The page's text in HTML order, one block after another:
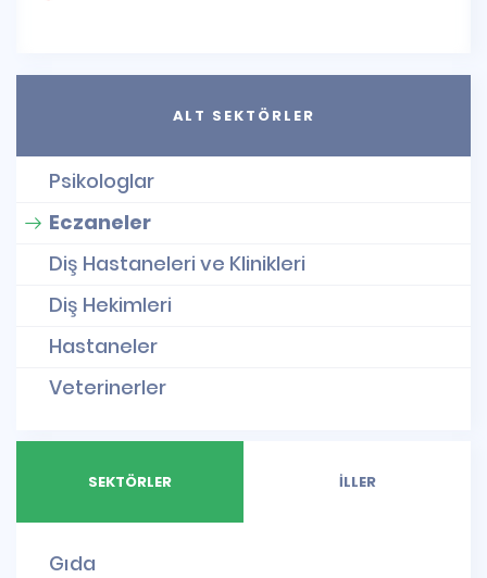
ALT SEKTÖRLER
Psikologlar
Eczaneler
Diş Hastaneleri ve Klinikleri
Diş Hekimleri
Hastaneler
Veterinerler
SEKTÖRLER İLLER
Gıda